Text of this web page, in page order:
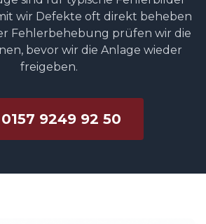
wir Defekte oft direkt beheben
Fehlerbehebung prüfen wir die
bevor wir die Anlage wieder
freigeben.
0157 9249 92 50